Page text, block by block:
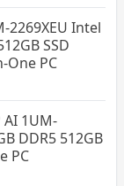
2269XEU Intel
SSD
One PC
AI 1UM-
DDR5 512GB
PC